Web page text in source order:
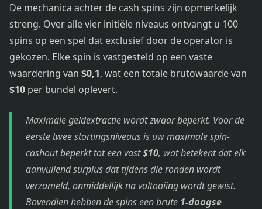
De mechanica achter de cash spins zijn opmerkelijk
streng. Over alle vier initiële niveaus ontvangt u 100
spins op een spel dat exclusief door de operator is
gekozen. Elke spin is vastgesteld op een vaste
waardering van $0,1, wat een totale brutowaarde van
$10 per bundel oplevert.
Maximale geldextractie wordt zwaar beperkt. Voor de
eerste twee stortingsniveaus is uw maximale spin-
cashout beperkt tot een vast$10, wat betekent dat elk
aanvullend surplus dat tijdens die ronden wordt
verzameld, onmiddellijk na voltooiing wordt gewist.
Bovendien hebben de spins een brute 1-daagse